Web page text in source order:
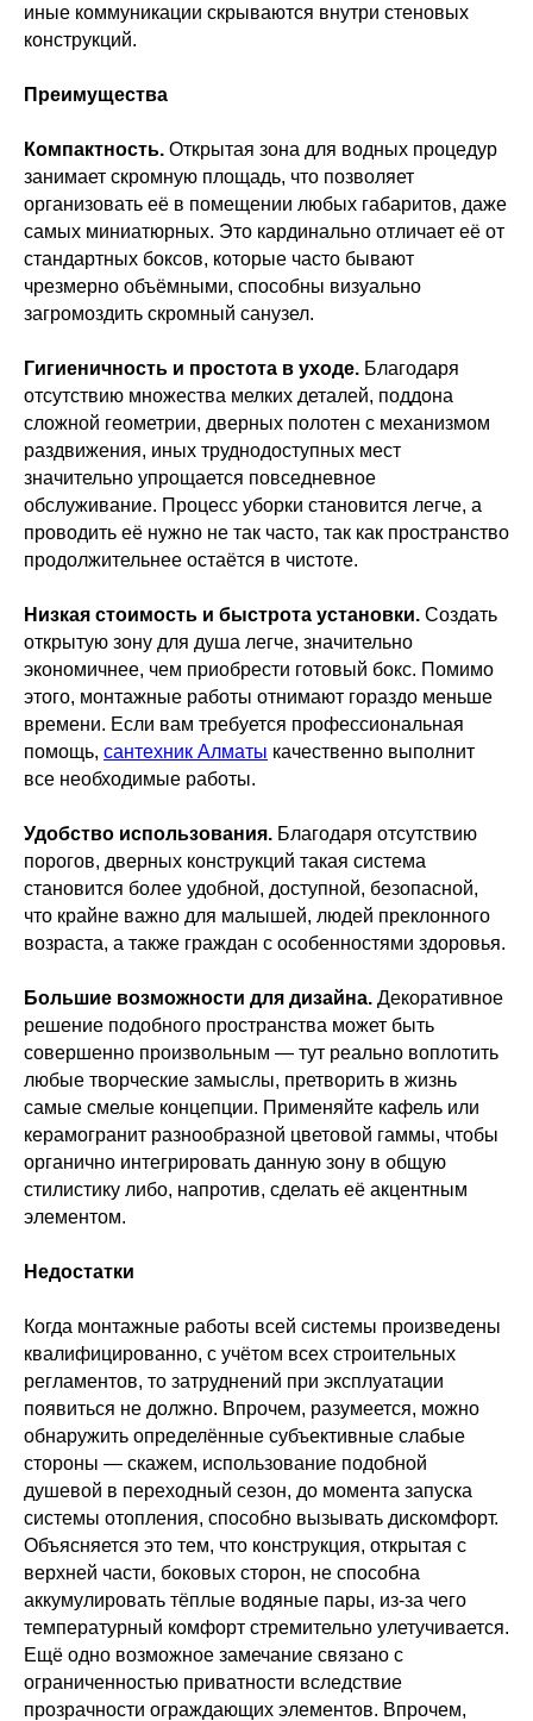
иные коммуникации скрываются внутри стеновых
конструкций.
Преимущества
Компактность. Открытая зона для водных процедур
занимает скромную площадь, что позволяет
организовать её в помещении любых габаритов, даже
самых миниатюрных. Это кардинально отличает её от
стандартных боксов, которые часто бывают
чрезмерно объёмными, способны визуально
загромоздить скромный санузел.
Гигиеничность и простота в уходе. Благодаря
отсутствию множества мелких деталей, поддона
сложной геометрии, дверных полотен с механизмом
раздвижения, иных труднодоступных мест
значительно упрощается повседневное
обслуживание. Процесс уборки становится легче, а
проводить её нужно не так часто, так как пространство
продолжительнее остаётся в чистоте.
Низкая стоимость и быстрота установки. Создать
открытую зону для душа легче, значительно
экономичнее, чем приобрести готовый бокс. Помимо
этого, монтажные работы отнимают гораздо меньше
времени. Если вам требуется профессиональная
помощь, сантехник Алматы качественно выполнит
все необходимые работы.
Удобство использования. Благодаря отсутствию
порогов, дверных конструкций такая система
становится более удобной, доступной, безопасной,
что крайне важно для малышей, людей преклонного
возраста, а также граждан с особенностями здоровья.
Большие возможности для дизайна. Декоративное
решение подобного пространства может быть
совершенно произвольным — тут реально воплотить
любые творческие замыслы, претворить в жизнь
самые смелые концепции. Применяйте кафель или
керамогранит разнообразной цветовой гаммы, чтобы
органично интегрировать данную зону в общую
стилистику либо, напротив, сделать её акцентным
элементом.
Недостатки
Когда монтажные работы всей системы произведены
квалифицированно, с учётом всех строительных
регламентов, то затруднений при эксплуатации
появиться не должно. Впрочем, разумеется, можно
обнаружить определённые субъективные слабые
стороны — скажем, использование подобной
душевой в переходный сезон, до момента запуска
системы отопления, способно вызывать дискомфорт.
Объясняется это тем, что конструкция, открытая с
верхней части, боковых сторон, не способна
аккумулировать тёплые водяные пары, из-за чего
температурный комфорт стремительно улетучивается.
Ещё одно возможное замечание связано с
ограниченностью приватности вследствие
прозрачности ограждающих элементов. Впрочем,